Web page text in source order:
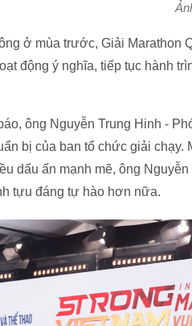
ở mùa trước, Giải Marathon
động ý nghĩa, tiếp tục hành
ông Nguyễn Trung Hinh -
bị của ban tổ chức giải chạy.
dấu ấn mạnh mẽ, ông
tựu đáng tự hào hơn nữa.